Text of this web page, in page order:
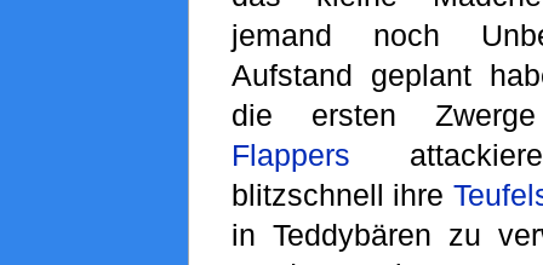
jemand noch
Aufstand geplant
die ersten
Flappers
blitzschnell ihre
in Teddybären zu